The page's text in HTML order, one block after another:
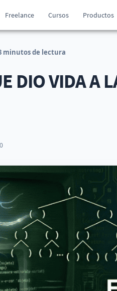
Freelance Cursos Productos
minutos de lectura
DIO VIDA A